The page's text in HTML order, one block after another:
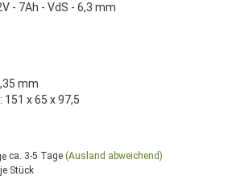
- 7Ah - VdS - 6,3 mm
mm
151 x 65 x 97,5
ca. 3-5 Tage (Ausland abweichend)
Stück